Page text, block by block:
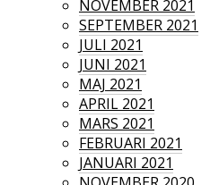
NOVEMBER 2021
SEPTEMBER 2021
JULI 2021
JUNI 2021
MAJ 2021
APRIL 2021
MARS 2021
FEBRUARI 2021
JANUARI 2021